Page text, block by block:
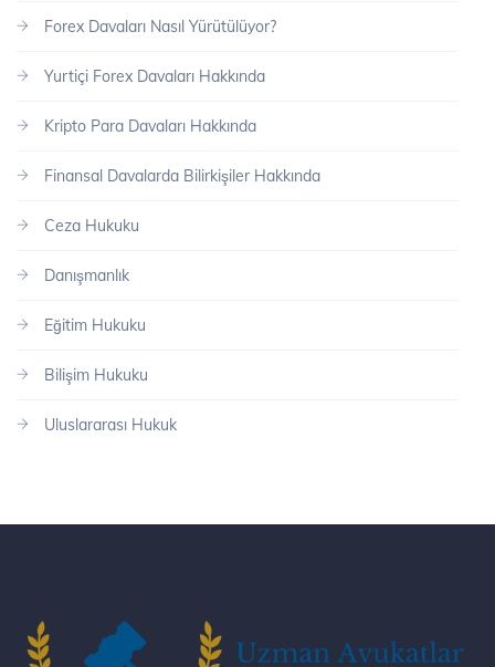
Forex Davaları Nasıl Yürütülüyor?
Yurtiçi Forex Davaları Hakkında
Kripto Para Davaları Hakkında
Finansal Davalarda Bilirkişiler Hakkında
Ceza Hukuku
Danışmanlık
Eğitim Hukuku
Bilişim Hukuku
Uluslararası Hukuk